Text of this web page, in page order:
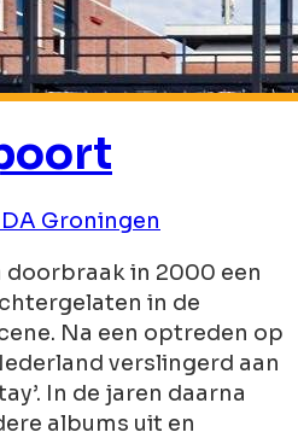
Groningen
doorbraak in 2000 een
in de
Na een optreden op
verslingerd aan
In de jaren daarna
albums uit en